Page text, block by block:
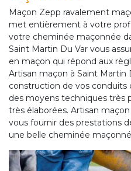
Maçon Zepp ravalement
met entièrement à votre
votre cheminée maçonnée
Saint Martin Du Var vous
en maçon qui répond aux
Artisan maçon à Saint Martin
construction de vos
des moyens techniques très
très élaborées. Artisan
vous fournir des prestations
une belle cheminée